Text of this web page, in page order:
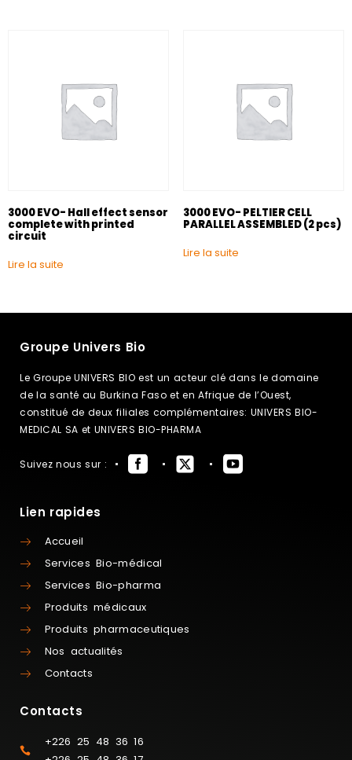
3000 EVO- Hall effect sensor
complete with printed
circuit
Lire la suite
3000 EVO- PELTIER CELL
PARALLEL ASSEMBLED (2 pcs)
Lire la suite
Groupe Univers Bio
Le Groupe UNIVERS BIO est un acteur clé dans le domaine
de la santé au Burkina Faso et en Afrique de l’Ouest,
constitué de deux filiales complémentaires: UNIVERS BIO-
MEDICAL SA et UNIVERS BIO-PHARMA
Suivez nous sur :
Lien rapides
Accueil
Services Bio-médical
Services Bio-pharma
Produits médicaux
Produits pharmaceutiques
Nos actualités
Contacts
Contacts
+226 25 48 36 16